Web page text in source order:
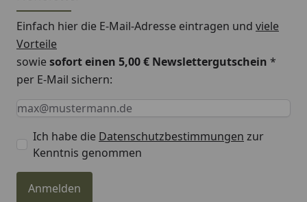
mit erhöhter Rückenlehne
Haltestege im
Fußbereich
im Fußbereich
Halteelement
Einfach hier die E-Mail-Adresse eintragen und viele
Vorteile
sowiesofort einen 5,00 € Newslettergutschein *
per E-Mail sichern:
Keine Eingabe erforderlich
Eingabe erforderlich
E-Mail *
Ich habe die Datenschutzbestimmungen zur
Kenntnis genommen
Anmelden